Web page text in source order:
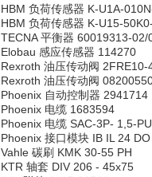
HBM 负荷传感器 K-U1A-
HBM 负荷传感器 K-U15-
TECNA 平衡器 60019313-02/
Elobau 感应传感器 114270
Rexroth 油压传动阀 2FRE10-
Rexroth 油压传动阀
Phoenix 自动控制器 2941714
Phoenix 电缆 1683594
Phoenix 电缆 SAC-3P- 1,5-
Phoenix 接口模块 IB IL 24
Vahle 碳刷 KMK 30-55 PH
KTR 轴套 DIV 206 - 45x75